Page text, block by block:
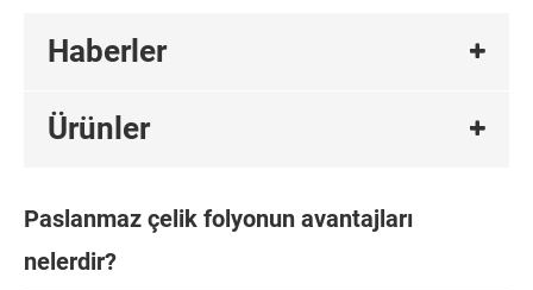
Haberler
Ürünler
Paslanmaz çelik folyonun avantajları
nelerdir?